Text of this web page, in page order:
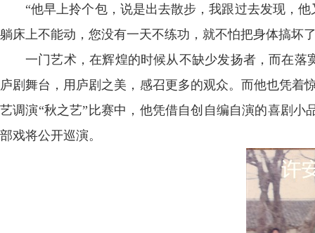
“他早上拎个包，说是出去散步，我跟过去发现，
躺床上不能动，您没有一天不练功，就不怕把身体搞坏
一门艺术，在辉煌的时候从不缺少发扬者，而在
庐剧舞台，用庐剧之美，感召更多的观众。而他也凭着
艺调演“秋之艺”比赛中，他凭借自创自编自演的喜剧
部戏将公开巡演。